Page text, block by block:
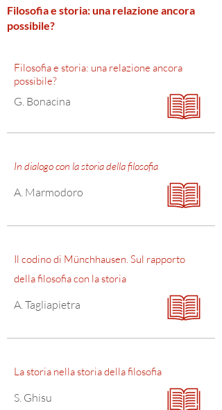
Filosofia e storia: una relazione ancora
possibile?
Filosofia e storia: una relazione ancora
possibile?
G. Bonacina
In dialogo con la storia della filosofia
A. Marmodoro
Il codino di Münchhausen. Sul rapporto
della filosofia con la storia
A. Tagliapietra
La storia nella storia della filosofia
S. Ghisu